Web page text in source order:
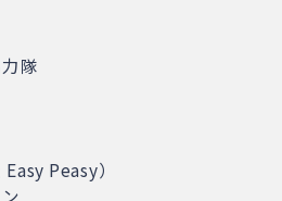
隊
Peasy）